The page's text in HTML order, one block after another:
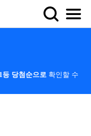
등 당첨순으로 확인할 수